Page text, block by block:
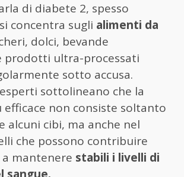
di diabete 2, spesso
concentra sugli alimenti da
dolci, bevande
prodotti ultra-processati
sotto accusa.
sottolineano che la
non consiste soltanto
alcuni cibi, ma anche nel
che possono contribuire
mantenere stabili i livelli di